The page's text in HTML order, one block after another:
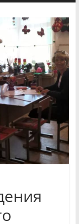
крапчатые